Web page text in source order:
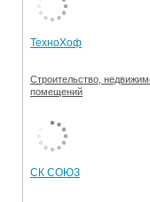
ТехноХоф
Строительство,
помещений
СК СОЮЗ